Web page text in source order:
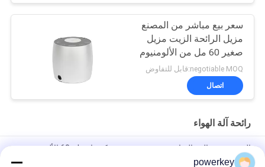
سعر بيع مباشر من المصنع
مزيل الرائحة الزيت مزيل
صغير 60 مل من الألومنيوم
negotiable MOQ:قابل للتفاوض
اتصال
رائحة آلة الهواء
الصين تصنيع البيع المباشر موزع ميني موزع كهربائي 60ml الألومنيوم
powerkey